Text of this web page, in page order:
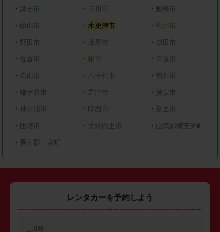
・ 銚子市 ・ 市川市 ・ 船橋市
・ 館山市 ・ 木更津市 ・松戸市
・ 野田市 ・ 茂原市 ・ 成田市
・ 佐倉市 ・ 柏市 ・ 市原市
・ 流山市 ・ 八千代市 ・ 鴨川市
・ 鎌ケ谷市 ・ 君津市 ・ 浦安市
・ 袖ケ浦市 ・ 印西市 ・ 富里市
・ 匝瑳市 ・ 大網白里市 ・ 山武郡横芝光町
・ 長生郡一宮町
レンタカーを予約しよう
出発